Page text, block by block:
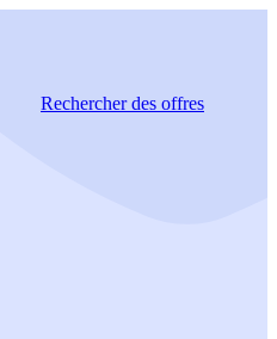
Rechercherdes offres